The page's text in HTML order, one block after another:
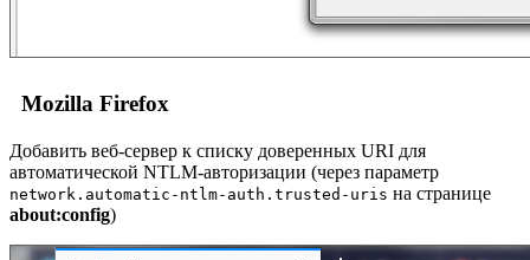
Mozilla Firefox
Добавить веб-сервер к списку доверенных URI для
автоматической NTLM-авторизации (через параметр
network.automatic-ntlm-auth.trusted-uris на странице
about:config)